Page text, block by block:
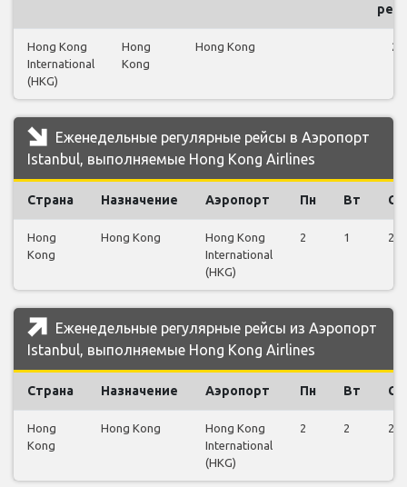
Hong Kong
International
(HKG)
Hong
Kong
Hong Kong 26
Еженедельные регулярные рейсы в Аэропорт
Istanbul, выполняемые Hong Kong Airlines
Страна Назначение Аэропорт Пн Вт Ср
Hong
Kong
Hong Kong
Hong Kong
International
(HKG)
2 1 2
Еженедельные регулярные рейсы из Аэропорт
Istanbul, выполняемые Hong Kong Airlines
Страна Назначение Аэропорт Пн Вт Ср
Hong
Kong
Hong Kong
Hong Kong
International
(HKG)
2 2 2